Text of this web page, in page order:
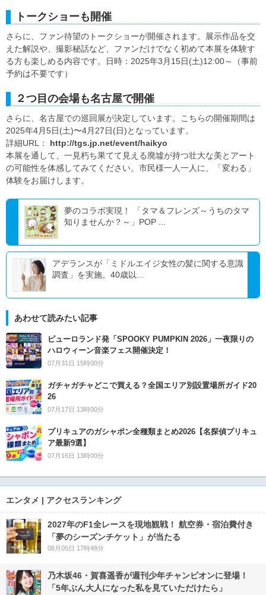
トークショーも開催
さらに、ファン待望のトークショーが開催されます。展示作品を交
えた解説や、撮影秘話など、ファンだけでなく初めて本展を体験す
る方も楽しめる内容です。日時：2025年3月15日(土)12:00～（事前
予約は不要です）
２つ目の会場も名古屋で開催
さらに、名古屋での巡回展が決定しています。こちらの開催期間は
2025年4月5日(土)〜4月27日(日)となっています。
詳細URL： http://tgs.jp.net/event/haikyo
本展を通して、一見朽ち果てて見える廃墟が持つ壮大な美とアート
の可能性を体感してみてください。市民様一人一人に、「変わる」
体験をお届けします。
夢のコラボ実現！ 「タマ＆フレンズ～うちのタマ
知りませんか？～」POP ...
アデランスが「ミドルエイジ女性の髪に関する意識
調査」を実施。40歳以...
あわせて読みたい記事
ピューロランド発「SPOOKY PUMPKIN 2026」一夜限りの
ハロウィーン音楽フェス開催決定！
07月31日 15時00分
ガチャガチャどこで買える？全国エリア別設置場所ガイド20
26
07月17日 13時00分
プリキュアのガシャポン全種類まとめ2026【名探偵プリキュ
ア最新9選】
07月16日 13時00分
エンタメ | アクセスランキング
2027年のF1全レースを現地観戦！ 航空券・宿泊費付き
「夢のシーズンチケット」が当たる
08月05日 17時48分
乃木坂46・賀喜遥香が週刊少年チャンピオンに登場！
「5年ぶん大人になった私を見ていただけたら」